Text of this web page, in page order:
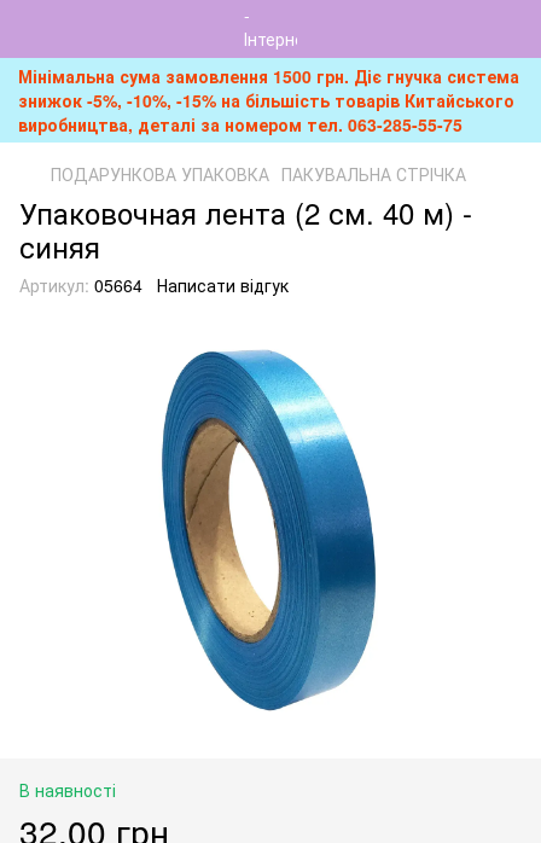
Мінімальна сума замовлення 1500 грн. Діє гнучка система
знижок -5%, -10%, -15% на більшість товарів Китайського
виробництва, деталі за номером тел. 063-285-55-75
ПОДАРУНКОВА УПАКОВКА ПАКУВАЛЬНА СТРІЧКА
Упаковочная лента (2 см. 40 м) -
синяя
Артикул: 05664 Написати відгук
В наявності
32.00 грн